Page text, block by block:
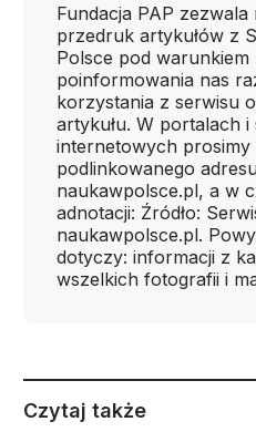
Fundacja PAP zezwala
przedruk artykułów z
Polsce pod warunkiem
poinformowania nas
korzystania z serwisu
artykułu. W portalach i
internetowych prosimy
podlinkowanego
naukawpolsce.pl, a w
adnotacji: Źródło:
naukawpolsce.pl.
dotyczy: informacji z
wszelkich fotografii i
Czytaj także